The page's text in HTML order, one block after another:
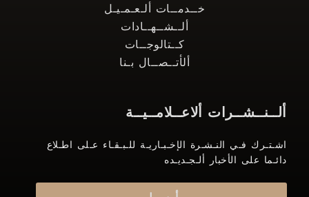
خــدمــات ألـعـمـيـل
ألــشــهــادات
كــتالوجــات
ألأتــصــال بـنا
ألــنــشــرات ألاعــلامــيــة
اشـتـرك فـي النـشـرة الإخـبـاريـة للـبـقـاء عـلى اطـلاع
دائـما على الأخبار ألـجـديـده